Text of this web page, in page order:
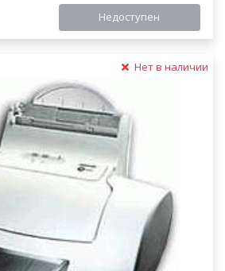
Недоступен
Нет в наличии